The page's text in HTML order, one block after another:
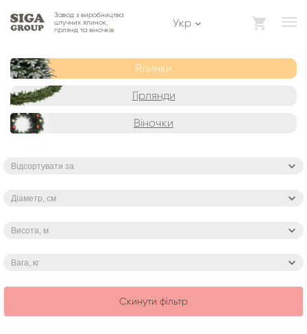
Завод з виробництва
штучних ялинок,
гірлянд та віночків
Укр
Ялинки
Гірлянди
Віночки
Відсортувати за
Діаметр, см
Висота, м
Вага, кг